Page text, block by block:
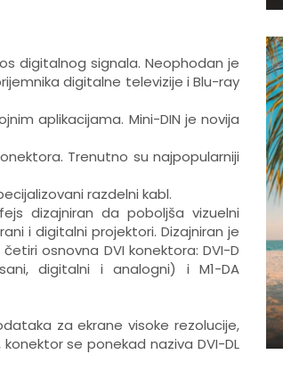
digitalnog signala. Neophodan je
digitalne televizije i Blu-ray
aplikacijama. Mini-DIN je novija
Trenutno su najpopularniji
razdelni kabl.
dizajniran da poboljša vizuelni
i digitalni projektori. Dizajniran je
osnovna DVI konektora: DVI-D
digitalni i analogni) i M1-DA
za ekrane visoke rezolucije,
se ponekad naziva DVI-DL